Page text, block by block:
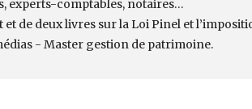
experts-comptables, notaires…
de deux livres sur la Loi Pinel et
- Master gestion de patrimoine.